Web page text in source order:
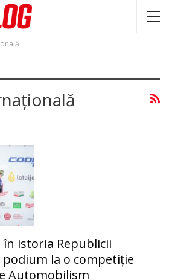
în istoria Republicii
la o competiție
Automobilism